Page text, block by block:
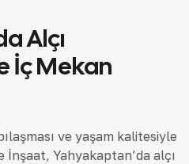
Alçı
İç Mekan
ve yaşam kalitesiyle
Yahyakaptan’da alçı